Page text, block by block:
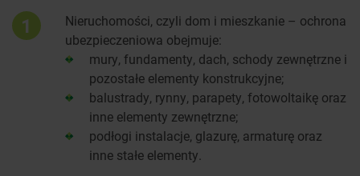
1
Nieruchomości, czyli dom i mieszkanie – ochrona
ubezpieczeniowa obejmuje:
mury, fundamenty, dach, schody zewnętrzne i
pozostałe elementy konstrukcyjne;
balustrady, rynny, parapety, fotowoltaikę oraz
inne elementy zewnętrzne;
podłogi instalacje, glazurę, armaturę oraz
inne stałe elementy.